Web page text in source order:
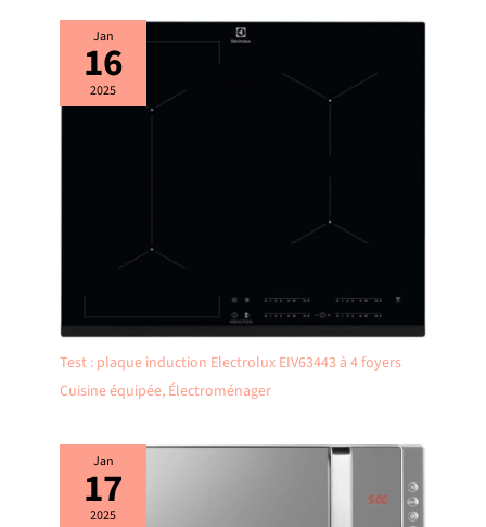
Jan
16
2025
Test : plaque induction Electrolux EIV63443 à 4 foyers
Cuisine équipée, Électroménager
Jan
17
2025